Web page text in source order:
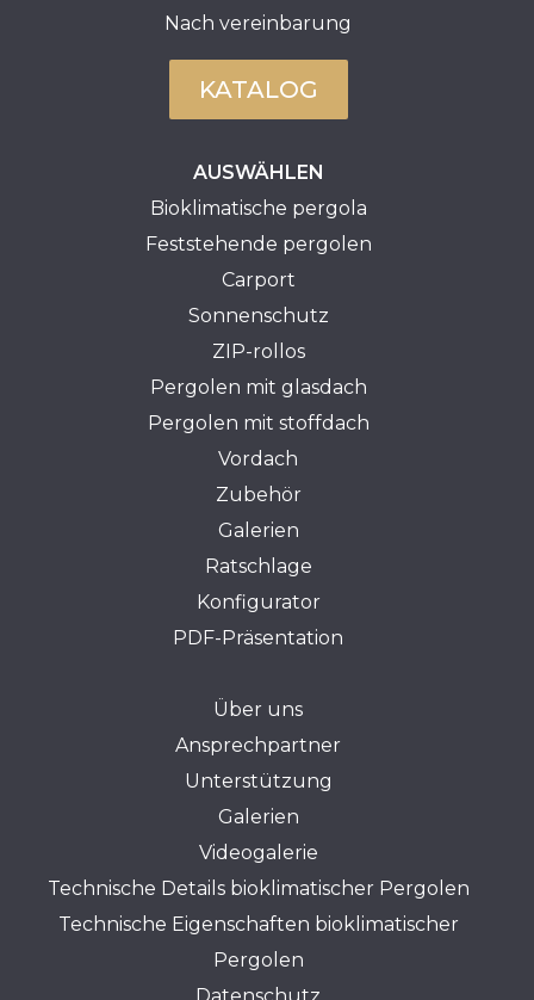
Nach vereinbarung
KATALOG
AUSWÄHLEN
Bioklimatische pergola
Feststehende pergolen
Carport
Sonnenschutz
ZIP-rollos
Pergolen mit glasdach
Pergolen mit stoffdach
Vordach
Zubehör
Galerien
Ratschlage
Konfigurator
PDF-Präsentation
Über uns
Ansprechpartner
Unterstützung
Galerien
Videogalerie
Technische Details bioklimatischer Pergolen
Technische Eigenschaften bioklimatischer
Pergolen